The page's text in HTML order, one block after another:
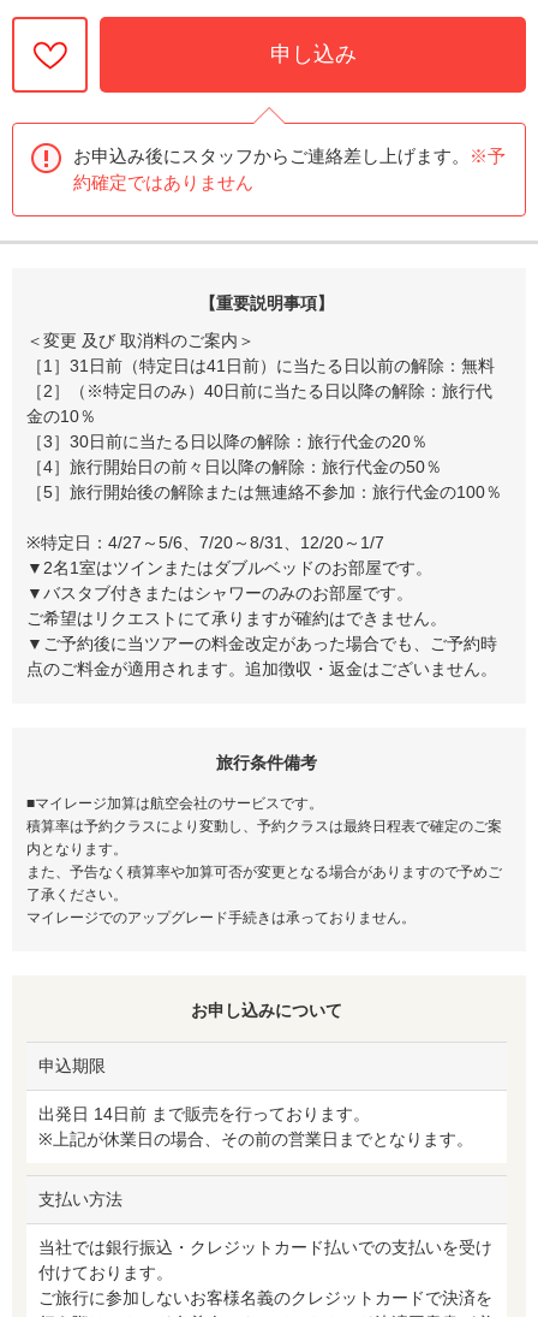
申し込み
お申込み後にスタッフからご連絡差し上げます。
※予
約確定ではありません
【重要説明事項】
＜変更 及び 取消料のご案内＞
［1］31日前（特定日は41日前）に当たる日以前の解除：無料
［2］（※特定日のみ）40日前に当たる日以降の解除：旅行代
金の10％
［3］30日前に当たる日以降の解除：旅行代金の20％
［4］旅行開始日の前々日以降の解除：旅行代金の50％
［5］旅行開始後の解除または無連絡不参加：旅行代金の100％
※特定日：4/27～5/6、7/20～8/31、12/20～1/7
▼2名1室はツインまたはダブルベッドのお部屋です。
▼バスタブ付きまたはシャワーのみのお部屋です。
ご希望はリクエストにて承りますが確約はできません。
▼ご予約後に当ツアーの料金改定があった場合でも、ご予約時
点のご料金が適用されます。追加徴収・返金はございません。
旅行条件備考
■マイレージ加算は航空会社のサービスです。
積算率は予約クラスにより変動し、予約クラスは最終日程表で確定のご案
内となります。
また、予告なく積算率や加算可否が変更となる場合がありますので予めご
了承ください。
マイレージでのアップグレード手続きは承っておりません。
お申し込みについて
申込期限
出発日 14日前 まで販売を行っております。
※上記が休業日の場合、その前の営業日までとなります。
支払い方法
当社では銀行振込・クレジットカード払いでの支払いを受け
付けております。
ご旅行に参加しないお客様名義のクレジットカードで決済を